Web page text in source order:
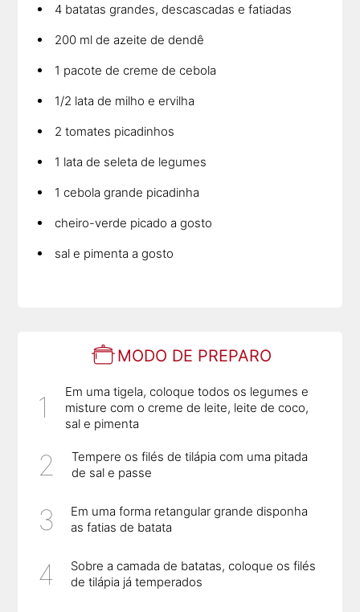
4 batatas grandes, descascadas e fatiadas
200 ml de azeite de dendê
1 pacote de creme de cebola
1/2 lata de milho e ervilha
2 tomates picadinhos
1 lata de seleta de legumes
1 cebola grande picadinha
cheiro-verde picado a gosto
sal e pimenta a gosto
MODO DE PREPARO
Em uma tigela, coloque todos os legumes e
misture com o creme de leite, leite de coco,
sal e pimenta
Tempere os filés de tilápia com uma pitada
de sal e passe
Em uma forma retangular grande disponha
as fatias de batata
Sobre a camada de batatas, coloque os filés
de tilápia já temperados